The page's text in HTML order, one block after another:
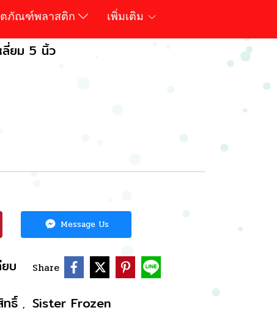
ภัณฑ์พลาสติก เพิ่มเติม
ลี่ยม 5 นิ้ว
Message Us
บ Share
ทธิ์ , Sister Frozen